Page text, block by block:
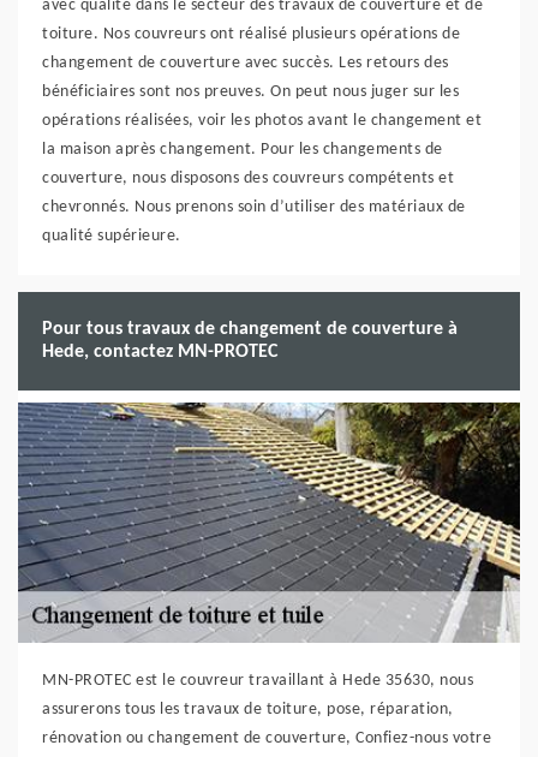
avec qualité dans le secteur des travaux de couverture et de
toiture. Nos couvreurs ont réalisé plusieurs opérations de
changement de couverture avec succès. Les retours des
bénéficiaires sont nos preuves. On peut nous juger sur les
opérations réalisées, voir les photos avant le changement et
la maison après changement. Pour les changements de
couverture, nous disposons des couvreurs compétents et
chevronnés. Nous prenons soin d’utiliser des matériaux de
qualité supérieure.
Pour tous travaux de changement de couverture à
Hede, contactez MN-PROTEC
MN-PROTEC est le couvreur travaillant à Hede 35630, nous
assurerons tous les travaux de toiture, pose, réparation,
rénovation ou changement de couverture, Confiez-nous votre